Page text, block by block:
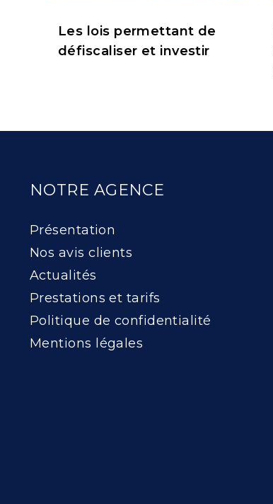
Les lois permettant de
défiscaliser et investir
NOTRE AGENCE
Présentation
Nos avis clients
Actualités
Prestations et tarifs
Politique de confidentialité
Mentions légales